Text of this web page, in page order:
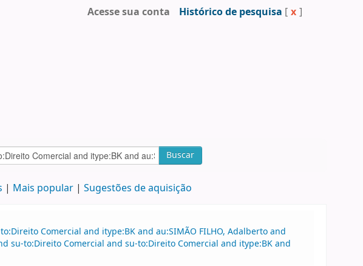
Acesse sua conta Histórico de pesquisa [ x ]
Buscar
Mais popular Sugestões de aquisição
Comercial and itype:BK and au:SIMÃO FILHO, Adalberto and
su-to:Direito Comercial and su-to:Direito Comercial and itype:BK and